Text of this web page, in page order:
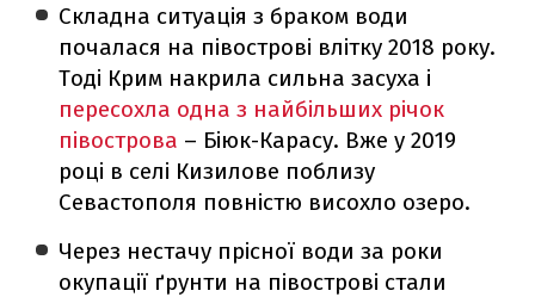
Складна ситуація з браком води
почалася на півострові влітку 2018 року.
Тоді Крим накрила сильна засуха і
пересохла одна з найбільших річок
півострова – Біюк-Карасу. Вже у 2019
році в селі Кизилове поблизу
Севастополя повністю висохло озеро.
Через нестачу прісної води за роки
окупації ґрунти на півострові стали